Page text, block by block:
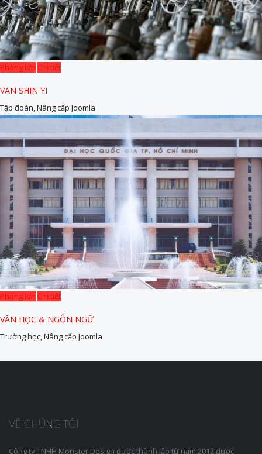
Phóng lớn Chi tiết
VAN SHIN YI
Tập đoàn, Nâng cấp Joomla
Phóng lớn Chi tiết
VĂN HỌC & NGÔN NGỮ
Trường học, Nâng cấp Joomla
VỀ CHÚNG TÔI
Công ty TNHH Monster Design được thành lập từ năm 2012 được